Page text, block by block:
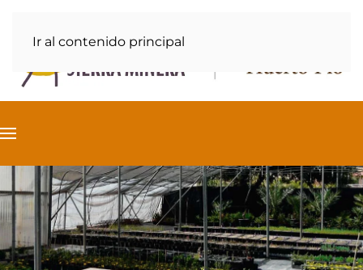
Ir al contenido principal